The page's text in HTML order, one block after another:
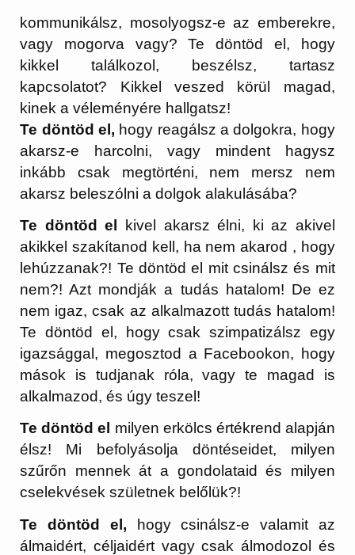
kommunikálsz, mosolyogsz-e az emberekre,
vagy mogorva vagy? Te döntöd el, hogy
kikkel találkozol, beszélsz, tartasz
kapcsolatot? Kikkel veszed körül magad,
kinek a véleményére hallgatsz!
Te döntöd el, hogy reagálsz a dolgokra, hogy
akarsz-e harcolni, vagy mindent hagysz
inkább csak megtörténi, nem mersz nem
akarsz beleszólni a dolgok alakulásába?
Te döntöd el
kivel akarsz élni, ki az akivel
akikkel szakítanod kell, ha nem akarod , hogy
lehúzzanak?! Te döntöd el mit csinálsz és mit
nem?! Azt mondják a tudás hatalom! De ez
nem igaz, csak az alkalmazott tudás hatalom!
Te döntöd el, hogy csak szimpatizálsz egy
igazsággal, megosztod a Facebookon, hogy
mások is tudjanak róla, vagy te magad is
alkalmazod, és úgy teszel!
Te döntöd el
milyen erkölcs értékrend alapján
élsz! Mi befolyásolja döntéseidet, milyen
szűrőn mennek át a gondolataid és milyen
cselekvések születnek belőlük?!
Te döntöd el, hogy csinálsz-e valamit az
álmaidért, céljaidért vagy csak álmodozol és